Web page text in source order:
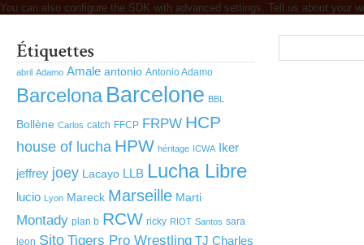
You can also configure the SDK with advanced settings. Tell us about your
abril Adamo Amale antonio Antonio Adamo
Barcelona Barcelone BBL
Bollène Carlos catch FFCP FRPW HCP
house of lucha HPW héritage ICWA
Iker
jeffrey joey Lacayo LLB Lucha Libre
lucio Lyon Mareck Marseille Marti
Montady plan b RCW ricky RIOT Santos sara
leon Sito Tigers Pro Wrestling TJ Charles